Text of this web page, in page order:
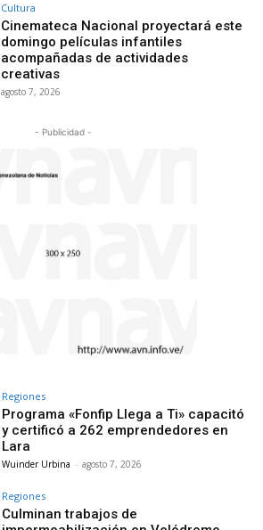
Cultura
Cinemateca Nacional proyectará este
domingo películas infantiles
acompañadas de actividades
creativas
agosto 7, 2026
- Publicidad -
Regiones
Programa «Fonfip Llega a Ti» capacitó
y certificó a 262 emprendedores en
Lara
Wuinder Urbina - agosto 7, 2026
Regiones
Culminan trabajos de